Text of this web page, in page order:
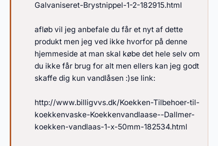
Galvaniseret-Brystnippel-1-2-182915.html
afløb vil jeg anbefale du får et nyt af dette
produkt men jeg ved ikke hvorfor på denne
hjemmeside at man skal købe det hele selv om
du ikke får brug for alt men ellers kan jeg godt
skaffe dig kun vandlåsen :)se link:
http://www.billigvvs.dk/Koekken-Tilbehoer-til-
koekkenvaske-Koekkenvandlaase--Dallmer-
koekken-vandlaas-1-x-50mm-182534.html